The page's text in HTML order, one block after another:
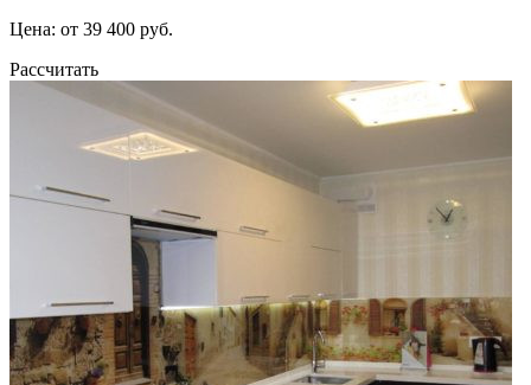
Цена: от 39 400 руб.
Рассчитать